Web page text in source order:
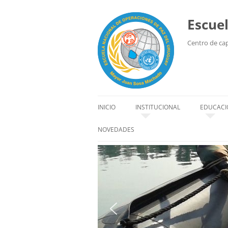
Centro de
INICIO INSTITUCIONAL
SEDE
ORGANIZACIÓN
AUTORIDADES
CÓDIGO DE CONDUCTA
NOVEDADES